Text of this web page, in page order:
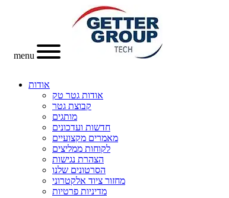
menu
אודות
אודות גטר טק
קבוצת גטר
מותגים
חדשות ועדכונים
מאמרים מקצועיים
לקוחות ממליצים
הצהרת נגישות
הסרטונים שלנו
מחזור ציוד אלקטרוני
מדיניות פרטיות